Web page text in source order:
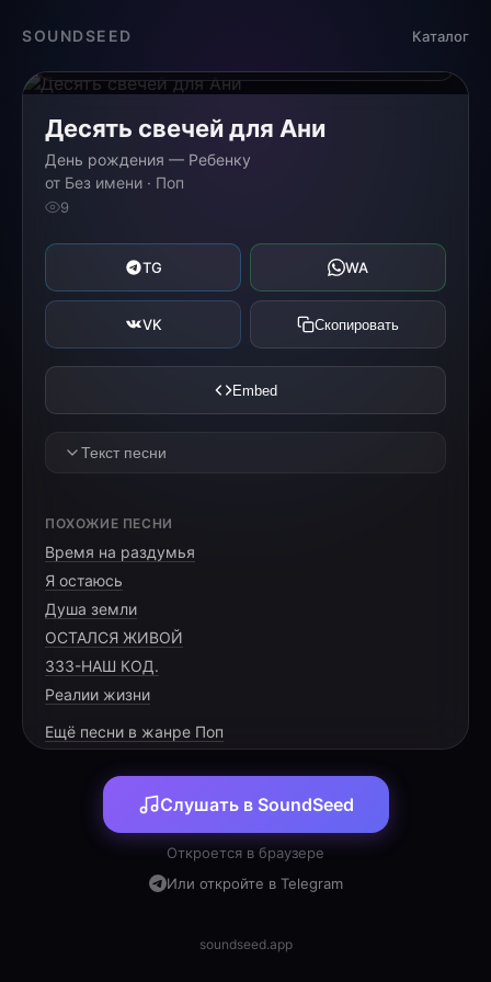
SOUNDSEED Каталог
Десять свечей для Ани
День рождения — Ребенку
от Без имени · Поп
9
TG WA
VK Скопировать
Embed
Текст песни
Солнце в окно заглянуло с утра,
Всюду шары и улыбок пора.
Первый двузначный твой важный рубеж,
[PRE-CHORUS]
Цифра десять на торте блестит,
Праздник весёлый к нам в гости летит.
Счастье и смех, огоньки в волосах,
ПОХОЖИЕ ПЕСНИ
Время на раздумья
Я остаюсь
Душа земли
ОСТАЛСЯ ЖИВОЙ
333-НАШ КОД.
Реалии жизни
Ещё песни в жанре Поп
Слушать в SoundSeed
Откроется в браузере
Или откройте в Telegram
soundseed.app